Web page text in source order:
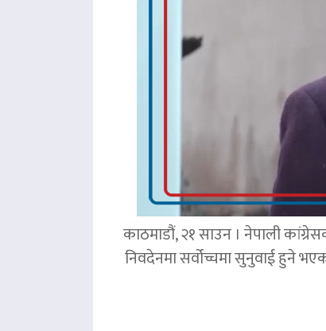
काठमाडौं, २१ साउन । नेपाली
निवदेनमा सर्वोच्चमा सुनुवाई हुने